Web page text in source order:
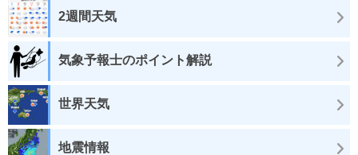
2週間天気
気象予報士のポイント解説
世界天気
地震情報